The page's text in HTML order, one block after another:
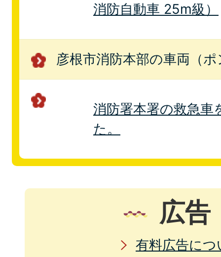
消防自動車 25m級）
彦根市消防本部の車両（
消防署本署の救急車
た。
広告
有料広告につ